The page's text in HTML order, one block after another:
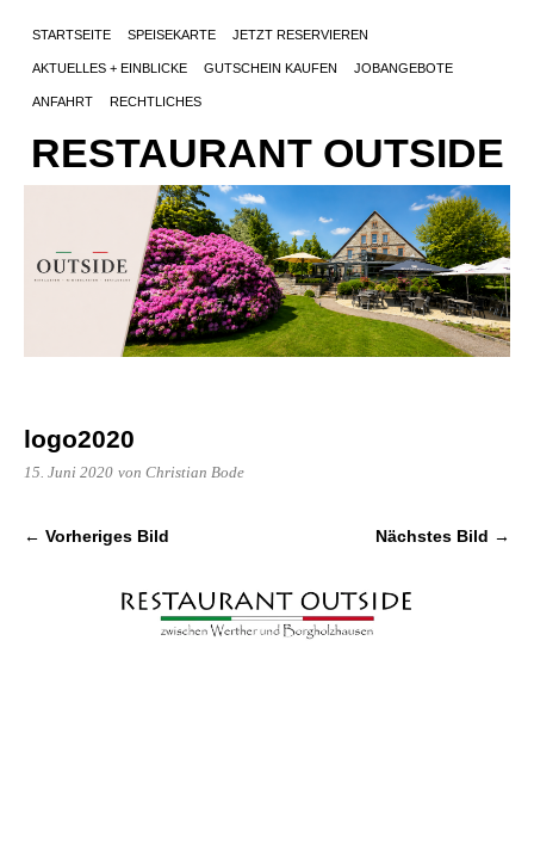
STARTSEITE SPEISEKARTE JETZT RESERVIEREN
AKTUELLES + EINBLICKE GUTSCHEIN KAUFEN JOBANGEBOTE
ANFAHRT RECHTLICHES
RESTAURANT OUTSIDE
logo2020
15. Juni 2020 von Christian Bode
← Vorheriges Bild Nächstes Bild →